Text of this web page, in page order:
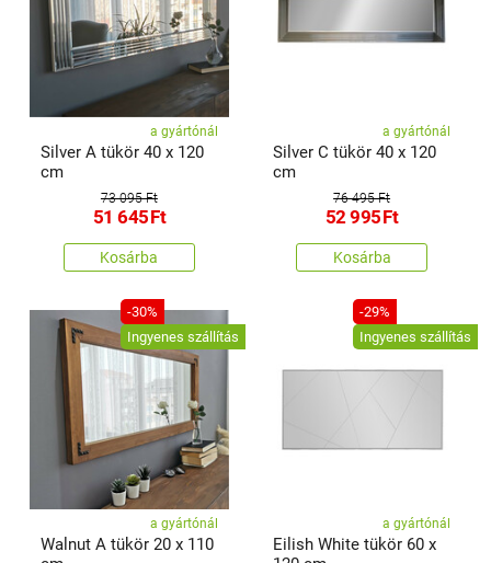
a gyártónál
Silver A tükör 40 x 120
cm
73 095 Ft
51 645Ft
Kosárba
a gyártónál
Silver C tükör 40 x 120
cm
76 495 Ft
52 995Ft
Kosárba
-30%
Ingyenes szállítás
a gyártónál
Walnut A tükör 20 x 110
-29%
Ingyenes szállítás
a gyártónál
Eilish White tükör 60 x